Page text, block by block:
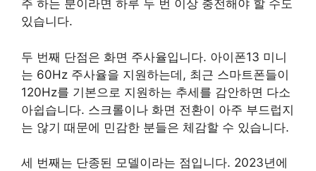
주 하는 분이라면 하루 두 번 이상 충전해야 할 수도
있습니다.
두 번째 단점은 화면 주사율입니다. 아이폰13 미니
는 60Hz 주사율을 지원하는데, 최근 스마트폰들이
120Hz를 기본으로 지원하는 추세를 감안하면 다소
아쉽습니다. 스크롤이나 화면 전환이 아주 부드럽지
는 않기 때문에 민감한 분들은 체감할 수 있습니다.
세 번째는 단종된 모델이라는 점입니다. 2023년에